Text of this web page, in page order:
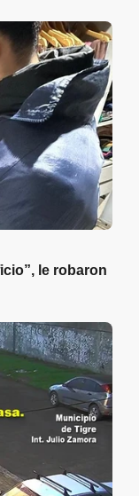
le robaron